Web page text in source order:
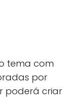
tema com
por
poderá criar